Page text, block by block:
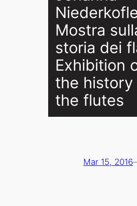
Mostra
storia dei
Exhibition
the history
the flutes
Mar 15, 2016